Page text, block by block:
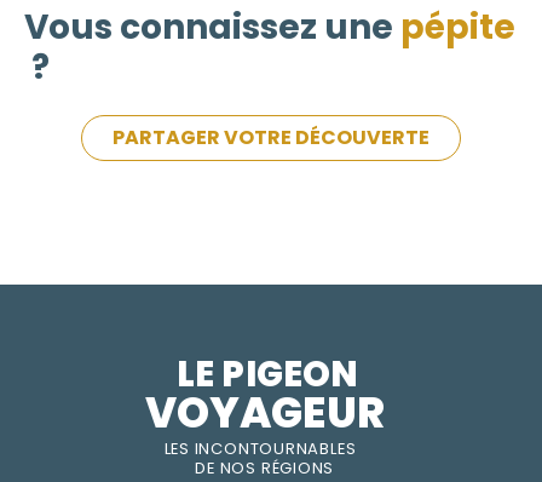
Vous connaissez une pépite
?
PARTAGER VOTRE DÉCOUVERTE
LES INCONTOURNABLES
DE NOS RÉGIONS
LE PIGEON
VOYAGEUR